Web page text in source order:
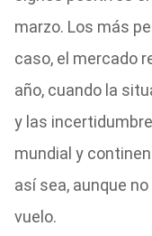
marzo. Los más
caso, el mercado
año, cuando la
y las
mundial y
así sea, aunque
vuelo.